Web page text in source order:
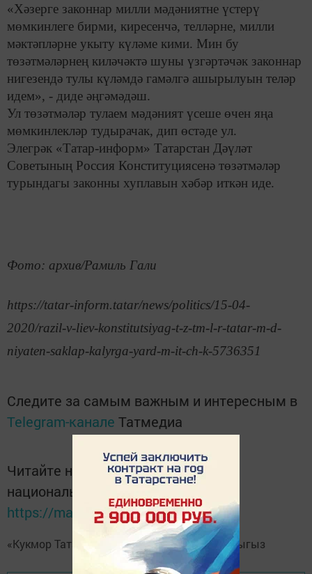
«Хәзерге законнар милли мәдәниятне үстерү
мөмкинлеге бирми, киресенчә, телләрне, милли
мәктәпләрне укыту күләме кими. Мин бу
төзәтмәләрнең киләчәктә шуны үзгәртәчәк законнар
нигезендә тулы күләмдә гамәлгә ашырылуын теләр
идем», - диде әңгәмәдәш.
Ул төзәтмәләр тулаем мәдәният үсеше өчен яңа
мөмкинлекләр тудырачак, дип өстәде ул.
Элегрәк «Татар-информ» Татарстан Дәүләт
Советының Россия Конституциясенә төзәтмәләр
турындагы законны хуплавын хәбәр иткән иде.
Фото: архив/Рамиль Гали
https://tatar-inform.tatar/news/politics/15-04-
2020/razil-v-liev-konstitutsiyag-t-z-tm-l-r-tatar-m-d-
niyaten-saklap-kalyrga-yard-m-it-ch-k-5736351
Следите за самым важным и интересным в
Telegram-канале Татмедиа
Читайте новости Татарстана в
национальном мессенджере MАХ:
https://max.ru/tatmedia
«Кукмор Татарстан» Telegram-каналгаязылыгыз